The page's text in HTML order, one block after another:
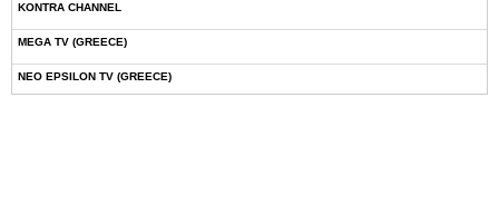
KONTRA CHANNEL
MEGA TV (GREECE)
NEO EPSILON TV (GREECE)